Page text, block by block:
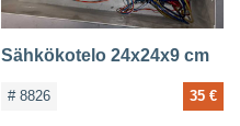
Sähkökotelo 24x24x9 cm
# 8826 35 €